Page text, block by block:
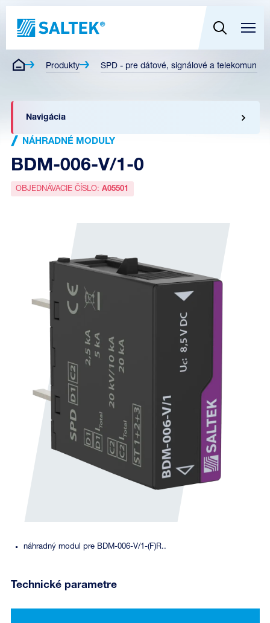
Produkty SPD - pre dátové, signálové a
Navigácia
NÁHRADNÉ MODULY
BDM-006-V/1-0
OBJEDNÁVACIE ČÍSLO:A05501
náhradný modul pre BDM-006-V/1-(F)R..
Technické parametre